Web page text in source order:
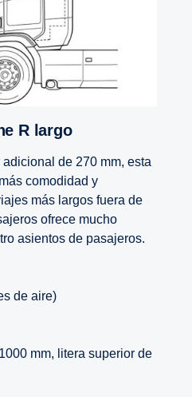
R largo
de 270 mm, esta
comodidad y
más largos fuera de
ofrece mucho
asientos de pasajeros.
de aire)
mm, litera superior de